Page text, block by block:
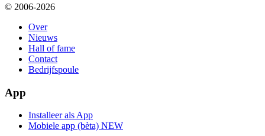
© 2006-2026
Over
Nieuws
Hall of fame
Contact
Bedrijfspoule
App
Installeer als App
Mobiele app (bèta) NEW